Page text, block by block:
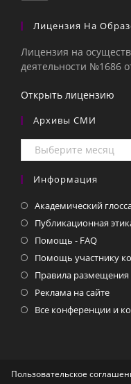
Лицензия На
Лицензия на
деятельности №1686
Открыть лицензию
Архивы СМИ
Архивы
СМИ
Информация
Академический
Публикационная
Помощь - FAQ
Помощь участнику
Правила размещения
Реклама на сайте
Все конференции и
Пользовательское